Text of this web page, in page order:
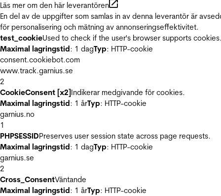
Läs mer om den här leverantören
En del av de uppgifter som samlas in av denna leverantör är
för personalisering och mätning av annonseringseffektivitet.
test_cookieUsed to check if the user's browser supports
Maximal lagringstid: 1 dagTyp: HTTP-cookie
consent.cookiebot.com
www.track.garnius.se
2
CookieConsent [x2]Indikerar medgivande för cookies.
Maximal lagringstid: 1 årTyp: HTTP-cookie
garnius.no
1
PHPSESSIDPreserves user session state across page requests.
Maximal lagringstid: 1 dagTyp: HTTP-cookie
garnius.se
2
Cross_ConsentVäntande
Maximal lagringstid: 1 årTyp: HTTP-cookie